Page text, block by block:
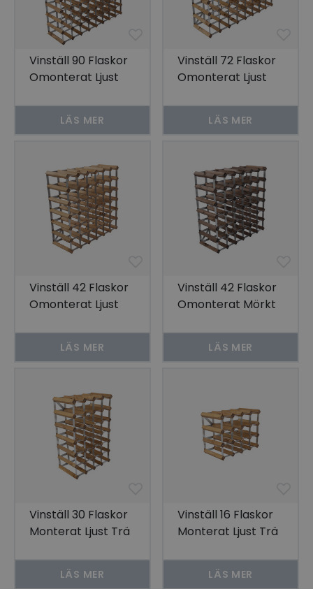
Vinställ 90 Flaskor
Omonterat Ljust
LÄS MER
Vinställ 72 Flaskor
Omonterat Ljust
LÄS MER
Vinställ 42 Flaskor
Omonterat Ljust
LÄS MER
Vinställ 42 Flaskor
Omonterat Mörkt
LÄS MER
Vinställ 30 Flaskor
Monterat Ljust Trä
LÄS MER
Vinställ 16 Flaskor
Monterat Ljust Trä
LÄS MER